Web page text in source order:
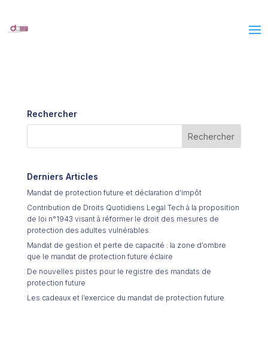
Rechercher
Derniers Articles
Mandat de protection future et déclaration d’impôt
Contribution de Droits Quotidiens Legal Tech à la proposition
de loi n°1943 visant à réformer le droit des mesures de
protection des adultes vulnérables.
Mandat de gestion et perte de capacité : la zone d’ombre
que le mandat de protection future éclaire
De nouvelles pistes pour le registre des mandats de
protection future
Les cadeaux et l’exercice du mandat de protection future